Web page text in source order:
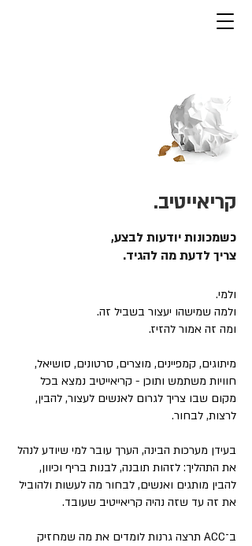
קריאייטיב.
כשמכונות יודעות לבצע,
צריך לדעת מה להגיד.
ולמי.
ולמה שמישהו יעצור בשביל זה.
ומה זה אמור להזיז.
מיתוגים, קמפיינים, מוצרים, סרטונים, סושיאל,
חוויות משתמש ותוכן - קריאייטיב נמצא בכל
מקום שבו צריך לגרום לאנשים לעצור, להבין,
לרצות, לבחור.
בעידן מערכות הבינה, הערך עובר למי שיודע לנהל
את התהליך: לזהות תובנה, לבנות בריף וכיוון,
להבין מותגים ואנשים, לבחור מה לעשות ולהוביל
את זה עד שזה נהיה קריאייטיב שעובד.
ב־ACC תרצה גרנות לומדים את מה שמחזיק